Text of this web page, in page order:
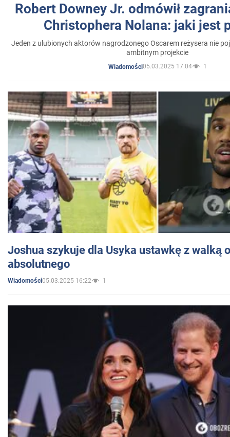
Robert Downey Jr. odmówił
Christophera Nolana: jaki jest
Jeden z ulubionych aktorów nagrodzonego Oscarem reżysera nie
ambitnym projekcie
Wiadomości05.03.2025 17:04 1
Joshua szykuje dla Usyka ustawkę z walką
absolutnego
Wiadomości05.03.2025 16:22 1